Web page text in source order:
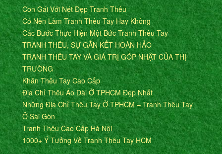
Con Gái Với Nét Đẹp Tranh Thêu
Có Nên Làm Tranh Thêu Tay Hay Không
Các Bước Thực Hiện Một Bức Tranh Thêu Tay
TRANH THÊU, SỰ GẮN KẾT HOÀN HẢO
TRANH THÊU TAY VÀ GIÁ TRỊ GÓP NHẬT CỦA THỊ
TRƯỜNG
Khăn Thêu Tay Cao Cấp
Địa Chỉ Thêu Áo Dài Ở TPHCM Đẹp Nhất
Những Địa Chỉ Thêu Tay Ở TPHCM – Tranh Thêu Tay
Ở Sài Gòn
Tranh Thêu Cao Cấp Hà Nội
1000+ Ý Tưởng Về Tranh Thêu Tay HCM